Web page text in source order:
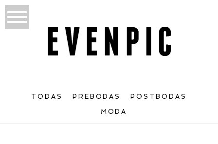
TODAS PREBODAS POSTBODAS
MODA